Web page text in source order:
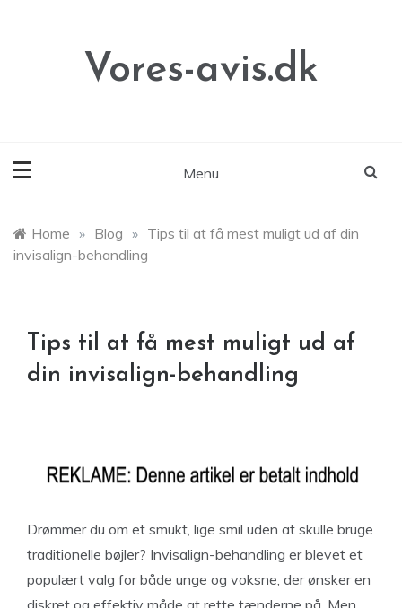
Vores-avis.dk
Menu
Home » Blog » Tips til at få mest muligt ud af din
invisalign-behandling
Tips til at få mest muligt ud af
din invisalign-behandling
Drømmer du om et smukt, lige smil uden at skulle bruge
traditionelle bøjler? Invisalign-behandling er blevet et
populært valg for både unge og voksne, der ønsker en
diskret og effektiv måde at rette tænderne på. Men